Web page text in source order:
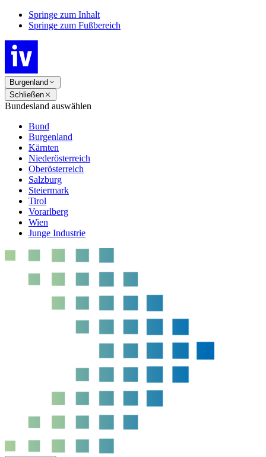
Springe zum Inhalt
Springe zum Fußbereich
Burgenland
Schließen
Bundesland auswählen
Bund
Burgenland
Kärnten
Niederösterreich
Oberösterreich
Salzburg
Steiermark
Tirol
Vorarlberg
Wien
Junge Industrie